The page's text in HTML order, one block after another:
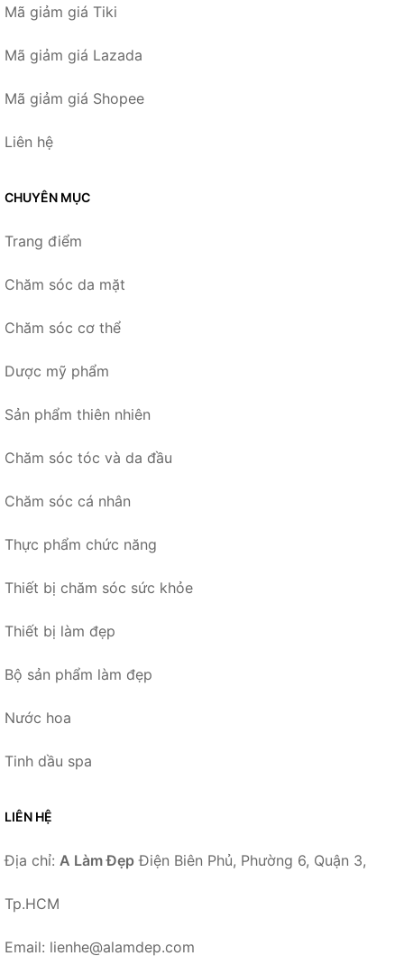
Mã giảm giá Tiki
Mã giảm giá Lazada
Mã giảm giá Shopee
Liên hệ
CHUYÊN MỤC
Trang điểm
Chăm sóc da mặt
Chăm sóc cơ thể
Dược mỹ phẩm
Sản phẩm thiên nhiên
Chăm sóc tóc và da đầu
Chăm sóc cá nhân
Thực phẩm chức năng
Thiết bị chăm sóc sức khỏe
Thiết bị làm đẹp
Bộ sản phẩm làm đẹp
Nước hoa
Tinh dầu spa
LIÊN HỆ
Địa chỉ: A Làm Đẹp Điện Biên Phủ, Phường 6, Quận 3,
Tp.HCM
Email: lienhe@alamdep.com